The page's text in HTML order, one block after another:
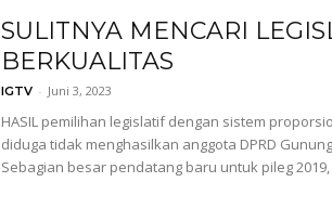
SULITNYA MENCARI
BERKUALITAS
IGTV - Juni 3, 2023
HASIL pemilihan legislatif dengan sistem
diduga tidak menghasilkan anggota DPRD
Sebagian besar pendatang baru untuk pileg